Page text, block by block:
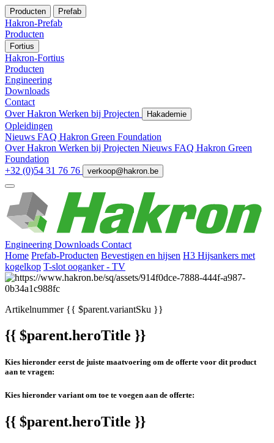
Producten Prefab
Hakron-Prefab
Producten
Fortius
Hakron-Fortius
Producten
Engineering
Downloads
Contact
Over Hakron Werken bij Projecten Hakademie
Opleidingen
Nieuws FAQ Hakron Green Foundation
Over Hakron Werken bij Projecten Nieuws FAQ Hakron Green
Foundation
+32 (0)54 31 76 76
verkoop@hakron.be
Engineering Downloads Contact
Home Prefab-Producten Bevestigen en hijsen H3 Hijsankers met
kogelkop T-slot ooganker - TV
Artikelnummer{{ $parent.variantSku }}
{{ $parent.heroTitle }}
Kies hieronder eerst de juiste maatvoering om de offerte voor dit product
aan te vragen:
Kies hieronder variant om toe te voegen aan de offerte:
{{ $parent.heroTitle }}